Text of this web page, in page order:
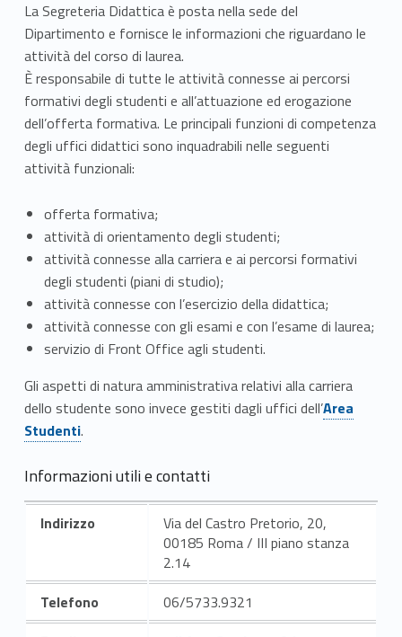
(
d
i
s
a
t
t
v
a
t
o
a
d
s
a
La Segreteria Didattica è posta nella sede del
Dipartimento e fornisce le informazioni che riguardano le
attività del corso di laurea.
È responsabile di tutte le attività connesse ai percorsi
formativi degli studenti e all’attuazione ed erogazione
dell’offerta formativa. Le principali funzioni di competenza
degli uffici didattici sono inquadrabili nelle seguenti
attività funzionali:
offerta formativa;
attività di orientamento degli studenti;
attività connesse alla carriera e ai percorsi formativi
degli studenti (piani di studio);
attività connesse con l’esercizio della didattica;
attività connesse con gli esami e con l’esame di laurea;
servizio di Front Office agli studenti.
Gli aspetti di natura amministrativa relativi alla carriera
dello studente sono invece gestiti dagli uffici dell’Link identifier #identifier__167753-14
Area
Studenti.
Informazioni utili e contatti
Indirizzo
Via del Castro Pretorio, 20,
00185 Roma / III piano stanza
2.14
Telefono
06/5733.9321